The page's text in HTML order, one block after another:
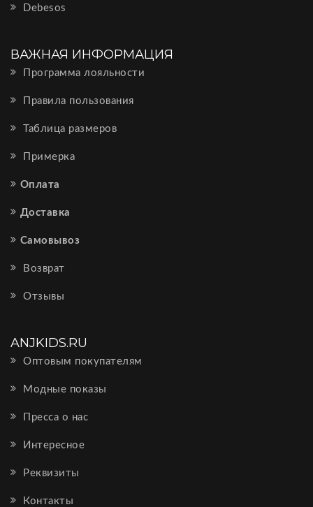
Debesos
ВАЖНАЯ ИНФОРМАЦИЯ
Программа лояльности
Правила пользования
Таблица размеров
Примерка
Оплата
Доставка
Самовывоз
Возврат
Отзывы
ANJKIDS.RU
Оптовым покупателям
Модные показы
Пресса о нас
Интересное
Реквизиты
Контакты